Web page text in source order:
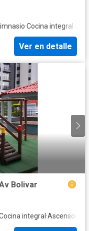
·Cocina integral·
Ver en detalle
Bolivar
integral ·Ascensor